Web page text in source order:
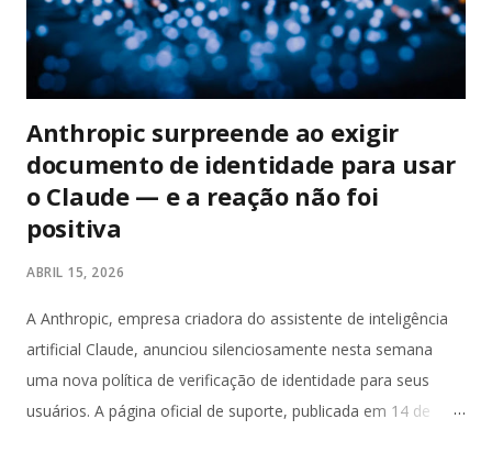
Anthropic surpreende ao exigir
documento de identidade para usar
o Claude — e a reação não foi
positiva
ABRIL 15, 2026
A Anthropic, empresa criadora do assistente de inteligência
artificial Claude, anunciou silenciosamente nesta semana
uma nova política de verificação de identidade para seus
usuários. A página oficial de suporte, publicada em 14 de